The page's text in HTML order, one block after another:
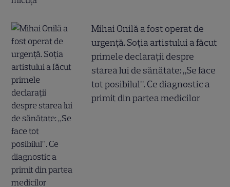
Mihai Onilă a fost operat de
urgență. Soția artistului a făcut
primele declarații despre
starea lui de sănătate: „Se face
tot posibilul”. Ce diagnostic a
primit din partea medicilor